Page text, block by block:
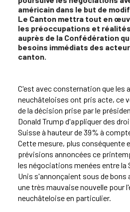
américain dans le but de
Le Canton mettra tout en
les préoccupations et
auprès de la Confédération
besoins immédiats des
canton.
C'est avec consternation que les
neuchâteloises ont pris acte, ce
de la décision prise par le
Donald Trump d'appliquer des
Suisse à hauteur de 39% à
Cette mesure, plus conséquente
prévisions annoncées ce
les négociations menées entre
Unis s'annonçaient sous de
une très mauvaise nouvelle pour
neuchâteloise en particulier.